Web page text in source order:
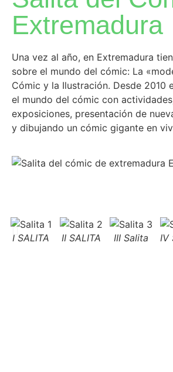
Extremadura
Una vez al año, en Extremadura
sobre el mundo del cómic: La
Cómic y la Ilustración. Desde 2010
el mundo del cómic con
exposiciones, presentación de
y dibujando un cómic gigante en
I SALITA II SALITA III Salita IV